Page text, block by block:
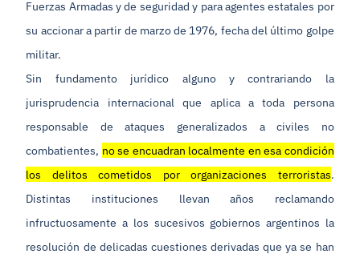
Fuerzas Armadas y de seguridad y para agentes estatales por
su accionar a partir de marzo de 1976, fecha del último golpe
militar.
Sin fundamento jurídico alguno y contrariando la
jurisprudencia internacional que aplica a toda persona
responsable de ataques generalizados a civiles no
combatientes, no se encuadran localmente en esa condición
los delitos cometidos por organizaciones terroristas.
Distintas instituciones llevan años reclamando
infructuosamente a los sucesivos gobiernos argentinos la
resolución de delicadas cuestiones derivadas que ya se han